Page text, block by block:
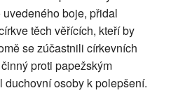
boje, přidal
těch věřících, kteří by
se zúčastnili církevních
proti papežským
duchovní osoby k polepšení.